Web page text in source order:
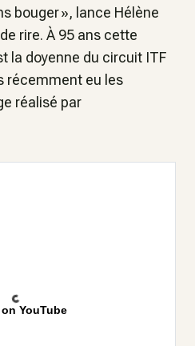
bouger », lance Hélène
rire. À 95 ans cette
la doyenne du circuit ITF
récemment eu les
réalisé par
YouTube